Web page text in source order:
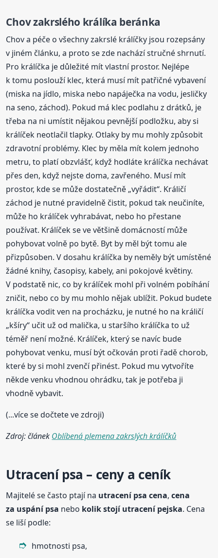
Chov zakrslého králíka beránka
Chov a péče o všechny zakrslé králíčky jsou rozepsány
v jiném článku, a proto se zde nachází stručné shrnutí.
Pro králíčka je důležité mít vlastní prostor. Nejlépe
k tomu poslouží klec, která musí mít patřičné vybavení
(miska na jídlo, miska nebo napáječka na vodu, jesličky
na seno, záchod). Pokud má klec podlahu z drátků, je
třeba na ni umístit nějakou pevnější podložku, aby si
králíček neotlačil tlapky. Otlaky by mu mohly způsobit
zdravotní problémy. Klec by měla mít kolem jednoho
metru, to platí obzvlášť, když hodláte králíčka nechávat
přes den, když nejste doma, zavřeného. Musí mít
prostor, kde se může dostatečně „vyřádit“. Králičí
záchod je nutné pravidelně čistit, pokud tak neučiníte,
může ho králíček vyhrabávat, nebo ho přestane
používat. Králíček se ve většině domácností může
pohybovat volně po bytě. Byt by měl být tomu ale
přizpůsoben. V dosahu králíčka by neměly být umístěné
žádné knihy, časopisy, kabely, ani pokojové květiny.
V podstatě nic, co by králíček mohl při volném pobíhání
zničit, nebo co by mu mohlo nějak ublížit. Pokud budete
králíčka vodit ven na procházku, je nutné ho na králičí
„kšíry“ učit už od malička, u staršího králíčka to už
téměř není možné. Králíček, který se navíc bude
pohybovat venku, musí být očkován proti řadě chorob,
které by si mohl zvenčí přinést. Pokud mu vytvoříte
někde venku vhodnou ohrádku, tak je potřeba ji
vhodně vybavit.
(...více se dočtete ve zdroji)
Zdroj: článek Oblíbená plemena zakrslých králíčků
Utracení psa – ceny a ceník
Majitelé se často ptají na utracení psa cena,cena
za uspání psa nebo kolik stojí utracení pejska. Cena
se liší podle:
hmotnosti psa,